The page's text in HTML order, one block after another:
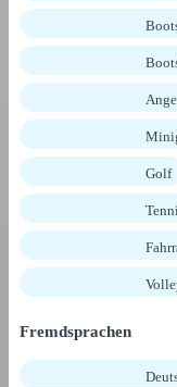
Golf
Fremdsprachen